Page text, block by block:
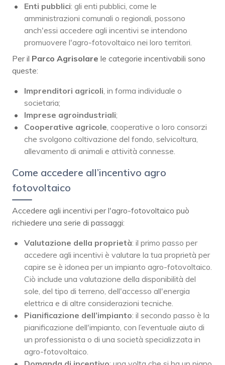
Enti pubblici: gli enti pubblici, come le
amministrazioni comunali o regionali, possono
anch'essi accedere agli incentivi se intendono
promuovere l'agro-fotovoltaico nei loro territori.
Per il Parco Agrisolare le categorie incentivabili sono
queste:
Imprenditori agricoli , in forma individuale o
societaria;
Imprese agroindustriali;
Cooperative agricole , cooperative o loro consorzi
che svolgono coltivazione del fondo, selvicoltura,
allevamento di animali e attività connesse.
Come accedere all’incentivo agro
fotovoltaico
Accedere agli incentivi per l'agro-fotovoltaico può
richiedere una serie di passaggi:
Valutazione della proprietà: il primo passo per
accedere agli incentivi è valutare la tua proprietà per
capire se è idonea per un impianto agro-fotovoltaico.
Ciò include una valutazione della disponibilità del
sole, del tipo di terreno, dell'accesso all'energia
elettrica e di altre considerazioni tecniche.
Pianificazione dell’impianto: il secondo passo è la
pianificazione dell'impianto, con l’eventuale aiuto di
un professionista o di una società specializzata in
agro-fotovoltaico.